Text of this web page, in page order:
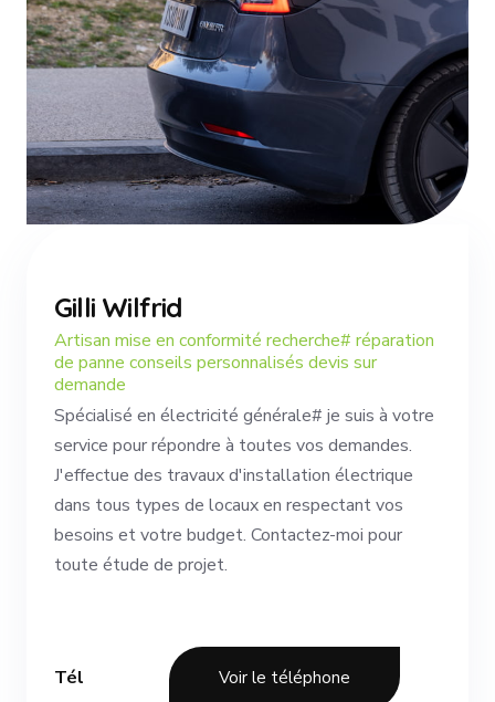
Gilli Wilfrid
Artisan mise en conformité recherche# réparation
de panne conseils personnalisés devis sur
demande
Spécialisé en électricité générale# je suis à votre
service pour répondre à toutes vos demandes.
J'effectue des travaux d'installation électrique
dans tous types de locaux en respectant vos
besoins et votre budget. Contactez-moi pour
toute étude de projet.
Tél Voir le téléphone